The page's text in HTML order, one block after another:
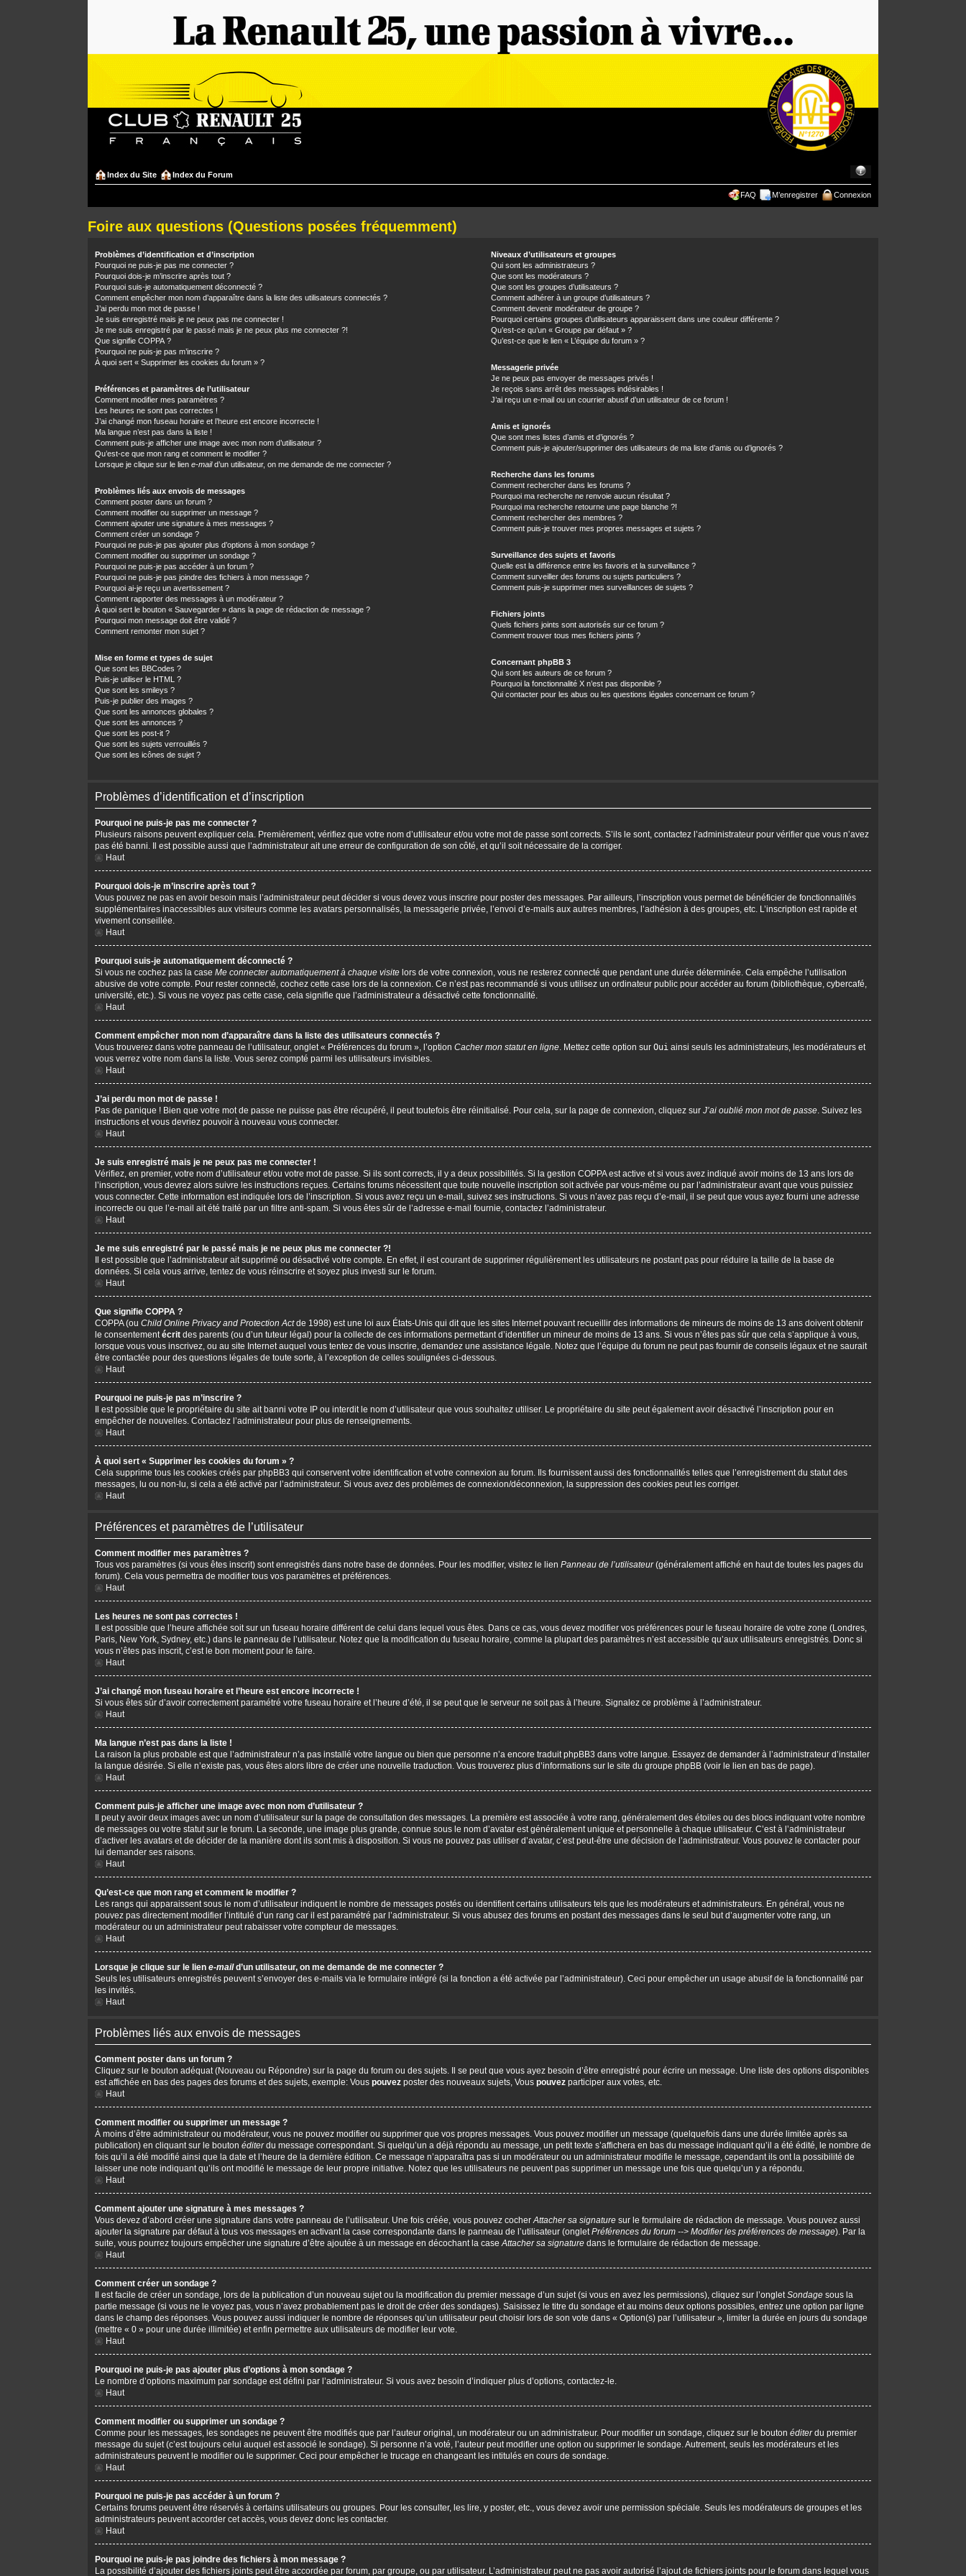
Index du Site Index du Forum
FAQ M’enregistrer Connexion
Foire aux questions (Questions posées fréquemment)
Problèmes d’identification et d’inscription
Pourquoi ne puis-je pas me connecter ?
Pourquoi dois-je m’inscrire après tout ?
Pourquoi suis-je automatiquement déconnecté ?
Comment empêcher mon nom d’apparaître dans la liste des utilisateurs connectés ?
J’ai perdu mon mot de passe !
Je suis enregistré mais je ne peux pas me connecter !
Je me suis enregistré par le passé mais je ne peux plus me connecter ?!
Que signifie COPPA ?
Pourquoi ne puis-je pas m’inscrire ?
À quoi sert « Supprimer les cookies du forum » ?
Préférences et paramètres de l’utilisateur
Comment modifier mes paramètres ?
Les heures ne sont pas correctes !
J’ai changé mon fuseau horaire et l’heure est encore incorrecte !
Ma langue n’est pas dans la liste !
Comment puis-je afficher une image avec mon nom d’utilisateur ?
Qu’est-ce que mon rang et comment le modifier ?
Lorsque je clique sur le lien e-maild’un utilisateur, on me demande de me connecter ?
Problèmes liés aux envois de messages
Comment poster dans un forum ?
Comment modifier ou supprimer un message ?
Comment ajouter une signature à mes messages ?
Comment créer un sondage ?
Pourquoi ne puis-je pas ajouter plus d’options à mon sondage ?
Comment modifier ou supprimer un sondage ?
Pourquoi ne puis-je pas accéder à un forum ?
Pourquoi ne puis-je pas joindre des fichiers à mon message ?
Pourquoi ai-je reçu un avertissement ?
Comment rapporter des messages à un modérateur ?
À quoi sert le bouton « Sauvegarder » dans la page de rédaction de message ?
Pourquoi mon message doit être validé ?
Comment remonter mon sujet ?
Mise en forme et types de sujet
Que sont les BBCodes ?
Puis-je utiliser le HTML ?
Que sont les smileys ?
Puis-je publier des images ?
Que sont les annonces globales ?
Que sont les annonces ?
Que sont les post-it ?
Que sont les sujets verrouillés ?
Que sont les icônes de sujet ?
Niveaux d’utilisateurs et groupes
Qui sont les administrateurs ?
Que sont les modérateurs ?
Que sont les groupes d’utilisateurs ?
Comment adhérer à un groupe d’utilisateurs ?
Comment devenir modérateur de groupe ?
Pourquoi certains groupes d’utilisateurs apparaissent dans une couleur différente ?
Qu’est-ce qu’un « Groupe par défaut » ?
Qu’est-ce que le lien « L’équipe du forum » ?
Messagerie privée
Je ne peux pas envoyer de messages privés !
Je reçois sans arrêt des messages indésirables !
J’ai reçu un e-mail ou un courrier abusif d’un utilisateur de ce forum !
Amis et ignorés
Que sont mes listes d’amis et d’ignorés ?
Comment puis-je ajouter/supprimer des utilisateurs de ma liste d’amis ou d’ignorés ?
Recherche dans les forums
Comment rechercher dans les forums ?
Pourquoi ma recherche ne renvoie aucun résultat ?
Pourquoi ma recherche retourne une page blanche ?!
Comment rechercher des membres ?
Comment puis-je trouver mes propres messages et sujets ?
Surveillance des sujets et favoris
Quelle est la différence entre les favoris et la surveillance ?
Comment surveiller des forums ou sujets particuliers ?
Comment puis-je supprimer mes surveillances de sujets ?
Fichiers joints
Quels fichiers joints sont autorisés sur ce forum ?
Comment trouver tous mes fichiers joints ?
Concernant phpBB 3
Qui sont les auteurs de ce forum ?
Pourquoi la fonctionnalité X n’est pas disponible ?
Qui contacter pour les abus ou les questions légales concernant ce forum ?
Problèmes d’identification et d’inscription
Pourquoi ne puis-je pas me connecter ?
Plusieurs raisons peuvent expliquer cela. Premièrement, vérifiez que votre nom d’utilisateur et/ou votre mot de passe sont corrects. S’ils le sont, contactez l’administrateur pour vérifier que vous n’avez
pas été banni. Il est possible aussi que l’administrateur ait une erreur de configuration de son côté, et qu’il soit nécessaire de la corriger.
Haut
Pourquoi dois-je m’inscrire après tout ?
Vous pouvez ne pas en avoir besoin mais l’administrateur peut décider si vous devez vous inscrire pour poster des messages. Par ailleurs, l’inscription vous permet de bénéficier de fonctionnalités
supplémentaires inaccessibles aux visiteurs comme les avatars personnalisés, la messagerie privée, l’envoi d’e-mails aux autres membres, l’adhésion à des groupes, etc. L’inscription est rapide et
vivement conseillée.
Haut
Pourquoi suis-je automatiquement déconnecté ?
Si vous ne cochez pas la case Me connecter automatiquement à chaque visite lors de votre connexion, vous ne resterez connecté que pendant une durée déterminée. Cela empêche l’utilisation
abusive de votre compte. Pour rester connecté, cochez cette case lors de la connexion. Ce n’est pas recommandé si vous utilisez un ordinateur public pour accéder au forum (bibliothèque, cybercafé,
université, etc.). Si vous ne voyez pas cette case, cela signifie que l’administrateur a désactivé cette fonctionnalité.
Haut
Comment empêcher mon nom d’apparaître dans la liste des utilisateurs connectés ?
Vous trouverez dans votre panneau de l’utilisateur, onglet « Préférences du forum », l’option Cacher mon statut en ligne. Mettez cette option sur Oui ainsi seuls les administrateurs, les modérateurs et
vous verrez votre nom dans la liste. Vous serez compté parmi les utilisateurs invisibles.
Haut
J’ai perdu mon mot de passe !
Pas de panique ! Bien que votre mot de passe ne puisse pas être récupéré, il peut toutefois être réinitialisé. Pour cela, sur la page de connexion, cliquez sur J’ai oublié mon mot de passe. Suivez les
instructions et vous devriez pouvoir à nouveau vous connecter.
Haut
Je suis enregistré mais je ne peux pas me connecter !
Vérifiez, en premier, votre nom d’utilisateur et/ou votre mot de passe. Si ils sont corrects, il y a deux possibilités. Si la gestion COPPA est active et si vous avez indiqué avoir moins de 13 ans lors de
l’inscription, vous devrez alors suivre les instructions reçues. Certains forums nécessitent que toute nouvelle inscription soit activée par vous-même ou par l’administrateur avant que vous puissiez
vous connecter. Cette information est indiquée lors de l’inscription. Si vous avez reçu un e-mail, suivez ses instructions. Si vous n’avez pas reçu d’e-mail, il se peut que vous ayez fourni une adresse
incorrecte ou que l’e-mail ait été traité par un filtre anti-spam. Si vous êtes sûr de l’adresse e-mail fournie, contactez l’administrateur.
Haut
Je me suis enregistré par le passé mais je ne peux plus me connecter ?!
Il est possible que l’administrateur ait supprimé ou désactivé votre compte. En effet, il est courant de supprimer régulièrement les utilisateurs ne postant pas pour réduire la taille de la base de
données. Si cela vous arrive, tentez de vous réinscrire et soyez plus investi sur le forum.
Haut
Que signifie COPPA ?
COPPA (ou Child Online Privacy and Protection Actde 1998) est une loi aux États-Unis qui dit que les sites Internet pouvant recueillir des informations de mineurs de moins de 13 ans doivent obtenir
le consentementécrit des parents (ou d’un tuteur légal) pour la collecte de ces informations permettant d’identifier un mineur de moins de 13 ans. Si vous n’êtes pas sûr que cela s’applique à vous,
lorsque vous vous inscrivez, ou au site Internet auquel vous tentez de vous inscrire, demandez une assistance légale. Notez que l’équipe du forum ne peut pas fournir de conseils légaux et ne saurait
être contactée pour des questions légales de toute sorte, à l’exception de celles soulignées ci-dessous.
Haut
Pourquoi ne puis-je pas m’inscrire ?
Il est possible que le propriétaire du site ait banni votre IP ou interdit le nom d’utilisateur que vous souhaitez utiliser. Le propriétaire du site peut également avoir désactivé l’inscription pour en
empêcher de nouvelles. Contactez l’administrateur pour plus de renseignements.
Haut
À quoi sert « Supprimer les cookies du forum » ?
Cela supprime tous les cookies créés par phpBB3 qui conservent votre identification et votre connexion au forum. Ils fournissent aussi des fonctionnalités telles que l’enregistrement du statut des
messages, lu ou non-lu, si cela a été activé par l’administrateur. Si vous avez des problèmes de connexion/déconnexion, la suppression des cookies peut les corriger.
Haut
Préférences et paramètres de l’utilisateur
Comment modifier mes paramètres ?
Tous vos paramètres (si vous êtes inscrit) sont enregistrés dans notre base de données. Pour les modifier, visitez le lien Panneau de l’utilisateur(généralement affiché en haut de toutes les pages du
forum). Cela vous permettra de modifier tous vos paramètres et préférences.
Haut
Les heures ne sont pas correctes !
Il est possible que l’heure affichée soit sur un fuseau horaire différent de celui dans lequel vous êtes. Dans ce cas, vous devez modifier vos préférences pour le fuseau horaire de votre zone (Londres,
Paris, New York, Sydney, etc.) dans le panneau de l’utilisateur. Notez que la modification du fuseau horaire, comme la plupart des paramètres n’est accessible qu’aux utilisateurs enregistrés. Donc si
vous n’êtes pas inscrit, c’est le bon moment pour le faire.
Haut
J’ai changé mon fuseau horaire et l’heure est encore incorrecte !
Si vous êtes sûr d’avoir correctement paramétré votre fuseau horaire et l’heure d’été, il se peut que le serveur ne soit pas à l’heure. Signalez ce problème à l’administrateur.
Haut
Ma langue n’est pas dans la liste !
La raison la plus probable est que l’administrateur n’a pas installé votre langue ou bien que personne n’a encore traduit phpBB3 dans votre langue. Essayez de demander à l’administrateur d’installer
la langue désirée. Si elle n’existe pas, vous êtes alors libre de créer une nouvelle traduction. Vous trouverez plus d’informations sur le site du groupe phpBB (voir le lien en bas de page).
Haut
Comment puis-je afficher une image avec mon nom d’utilisateur ?
Il peut y avoir deux images avec un nom d’utilisateur sur la page de consultation des messages. La première est associée à votre rang, généralement des étoiles ou des blocs indiquant votre nombre
de messages ou votre statut sur le forum. La seconde, une image plus grande, connue sous le nom d’avatar est généralement unique et personnelle à chaque utilisateur. C’est à l’administrateur
d’activer les avatars et de décider de la manière dont ils sont mis à disposition. Si vous ne pouvez pas utiliser d’avatar, c’est peut-être une décision de l’administrateur. Vous pouvez le contacter pour
lui demander ses raisons.
Haut
Qu’est-ce que mon rang et comment le modifier ?
Les rangs qui apparaissent sous le nom d’utilisateur indiquent le nombre de messages postés ou identifient certains utilisateurs tels que les modérateurs et administrateurs. En général, vous ne
pouvez pas directement modifier l’intitulé d’un rang car il est paramétré par l’administrateur. Si vous abusez des forums en postant des messages dans le seul but d’augmenter votre rang, un
modérateur ou un administrateur peut rabaisser votre compteur de messages.
Haut
Lorsque je clique sur le lien e-maild’un utilisateur, on me demande de me connecter ?
Seuls les utilisateurs enregistrés peuvent s’envoyer des e-mails via le formulaire intégré (si la fonction a été activée par l’administrateur). Ceci pour empêcher un usage abusif de la fonctionnalité par
les invités.
Haut
Problèmes liés aux envois de messages
Comment poster dans un forum ?
Cliquez sur le bouton adéquat (Nouveau ou Répondre) sur la page du forum ou des sujets. Il se peut que vous ayez besoin d’être enregistré pour écrire un message. Une liste des options disponibles
est affichée en bas des pages des forums et des sujets, exemple: Vous pouvez poster des nouveaux sujets, Vous pouvez participer aux votes, etc.
Haut
Comment modifier ou supprimer un message ?
À moins d’être administrateur ou modérateur, vous ne pouvez modifier ou supprimer que vos propres messages. Vous pouvez modifier un message (quelquefois dans une durée limitée après sa
publication) en cliquant sur le bouton éditerdu message correspondant. Si quelqu’un a déjà répondu au message, un petit texte s’affichera en bas du message indiquant qu’il a été édité, le nombre de
fois qu’il a été modifié ainsi que la date et l’heure de la dernière édition. Ce message n’apparaîtra pas si un modérateur ou un administrateur modifie le message, cependant ils ont la possibilité de
laisser une note indiquant qu’ils ont modifié le message de leur propre initiative. Notez que les utilisateurs ne peuvent pas supprimer un message une fois que quelqu’un y a répondu.
Haut
Comment ajouter une signature à mes messages ?
Vous devez d’abord créer une signature dans votre panneau de l’utilisateur. Une fois créée, vous pouvez cocherAttacher sa signature sur le formulaire de rédaction de message. Vous pouvez aussi
ajouter la signature par défaut à tous vos messages en activant la case correspondante dans le panneau de l’utilisateur (ongletPréférences du forum --> Modifier les préférences de message). Par la
suite, vous pourrez toujours empêcher une signature d’être ajoutée à un message en décochant la caseAttacher sa signature dans le formulaire de rédaction de message.
Haut
Comment créer un sondage ?
Il est facile de créer un sondage, lors de la publication d’un nouveau sujet ou la modification du premier message d’un sujet (si vous en avez les permissions), cliquez sur l’ongletSondage sous la
partie message (si vous ne le voyez pas, vous n’avez probablement pas le droit de créer des sondages). Saisissez le titre du sondage et au moins deux options possibles, entrez une option par ligne
dans le champ des réponses. Vous pouvez aussi indiquer le nombre de réponses qu’un utilisateur peut choisir lors de son vote dans « Option(s) par l’utilisateur », limiter la durée en jours du sondage
(mettre « 0 » pour une durée illimitée) et enfin permettre aux utilisateurs de modifier leur vote.
Haut
Pourquoi ne puis-je pas ajouter plus d’options à mon sondage ?
Le nombre d’options maximum par sondage est défini par l’administrateur. Si vous avez besoin d’indiquer plus d’options, contactez-le.
Haut
Comment modifier ou supprimer un sondage ?
Comme pour les messages, les sondages ne peuvent être modifiés que par l’auteur original, un modérateur ou un administrateur. Pour modifier un sondage, cliquez sur le bouton éditerdu premier
message du sujet (c’est toujours celui auquel est associé le sondage). Si personne n’a voté, l’auteur peut modifier une option ou supprimer le sondage. Autrement, seuls les modérateurs et les
administrateurs peuvent le modifier ou le supprimer. Ceci pour empêcher le trucage en changeant les intitulés en cours de sondage.
Haut
Pourquoi ne puis-je pas accéder à un forum ?
Certains forums peuvent être réservés à certains utilisateurs ou groupes. Pour les consulter, les lire, y poster, etc., vous devez avoir une permission spéciale. Seuls les modérateurs de groupes et les
administrateurs peuvent accorder cet accès, vous devez donc les contacter.
Haut
Pourquoi ne puis-je pas joindre des fichiers à mon message ?
La possibilité d’ajouter des fichiers joints peut être accordée par forum, par groupe, ou par utilisateur. L’administrateur peut ne pas avoir autorisé l’ajout de fichiers joints pour le forum dans lequel vous